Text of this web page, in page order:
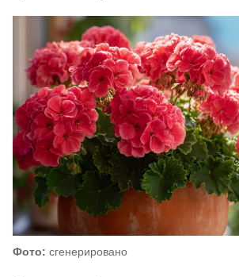
Фото: сгенерировано